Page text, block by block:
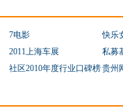
7电影
快乐
2011上海车展
私募
社区2010年度行业口碑榜贵州